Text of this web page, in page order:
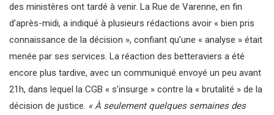
des ministères ont tardé à venir. La Rue de Varenne, en fin
d’après-midi, a indiqué à plusieurs rédactions avoir « bien pris
connaissance de la décision », confiant qu’une « analyse » était
menée par ses services. La réaction des betteraviers a été
encore plus tardive, avec un communiqué envoyé un peu avant
21h, dans lequel la CGB « s’insurge » contre la « brutalité » de la
décision de justice. « À seulement quelques semaines des